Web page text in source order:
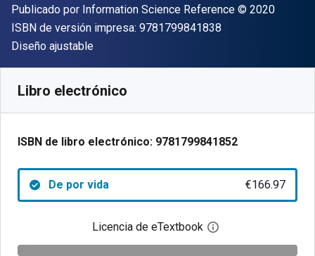
Editorial
Publicado por Information Science Reference Copyright
© 2020
ISBN de versión impresa: 9781799841838
Formato
Diseño ajustable
Libro electrónico
ISBN de libro electrónico: 9781799841852
De por vida €166.97
Licencia de eTextbook Abre el cuadro de